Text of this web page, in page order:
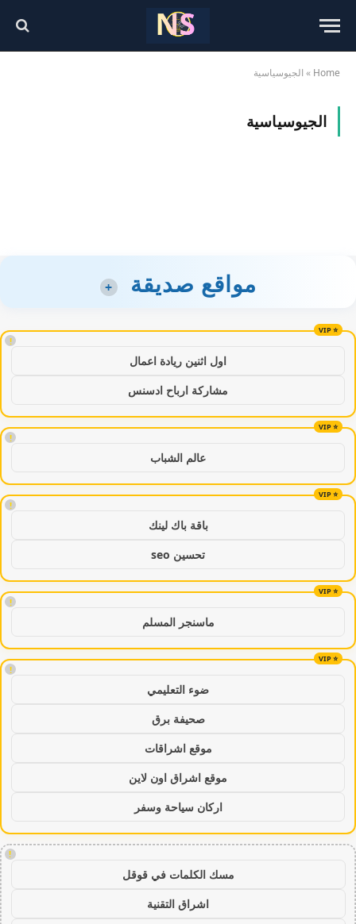
Home
» الجيوسياسية
الجيوسياسية
مواقع صديقة +
!
اول اثنين ريادة اعمال
مشاركة ارباح ادسنس
!
عالم الشباب
!
باقة باك لينك
تحسين seo
!
ماسنجر المسلم
!
ضوء التعليمي
صحيفة برق
موقع اشراقات
موقع اشراق اون لاين
اركان سياحة وسفر
!
مسك الكلمات في قوقل
اشراق التقنية